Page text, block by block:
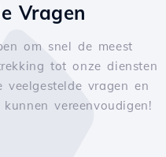
Vragen
om snel de meest
tot onze diensten
veelgestelde vragen en
vereenvoudigen!